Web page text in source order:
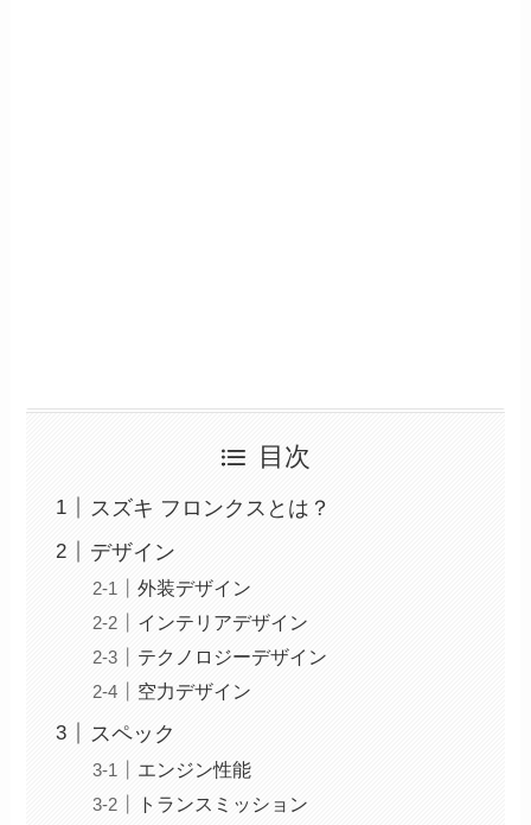
目次
スズキ フロンクスとは？
デザイン
外装デザイン
インテリアデザイン
テクノロジーデザイン
空力デザイン
スペック
エンジン性能
トランスミッション